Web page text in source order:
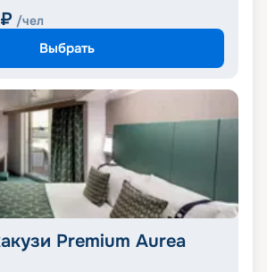
₽ /чел
Выбрать
Premium Aurea